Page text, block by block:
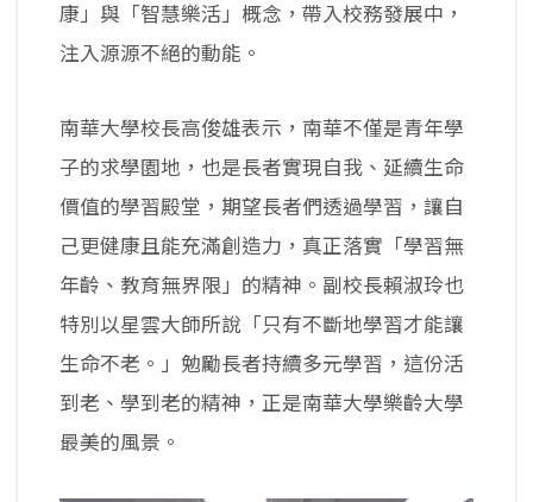
康」與「智慧樂活」概念，帶入校務發展中，
注入源源不絕的動能。
南華大學校長高俊雄表示，南華不僅是青年學
子的求學園地，也是長者實現自我、延續生命
價值的學習殿堂，期望長者們透過學習，讓自
己更健康且能充滿創造力，真正落實「學習無
年齡、教育無界限」的精神。副校長賴淑玲也
特別以星雲大師所說「只有不斷地學習才能讓
生命不老。」勉勵長者持續多元學習，這份活
到老、學到老的精神，正是南華大學樂齡大學
最美的風景。